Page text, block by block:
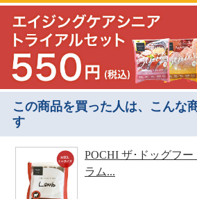
この商品を買った人は、こんな
す
POCHI ザ･ドッグフー
ラム...